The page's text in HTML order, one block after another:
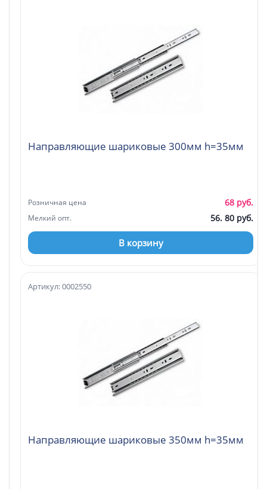
Направляющие шариковые 300мм h=35мм
Розничная цена 68 руб.
Мелкий опт. 56. 80 руб.
В корзину
Направляющие шариковые 350мм h=35мм
Артикул: 0002550